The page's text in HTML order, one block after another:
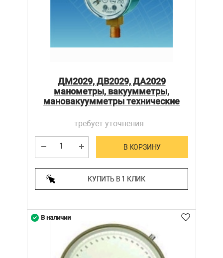
ДМ2029, ДВ2029, ДА2029
манометры, вакуумметры,
мановакуумметры технические
требует уточнения
В КОРЗИНУ
КУПИТЬ В 1 КЛИК
В наличии